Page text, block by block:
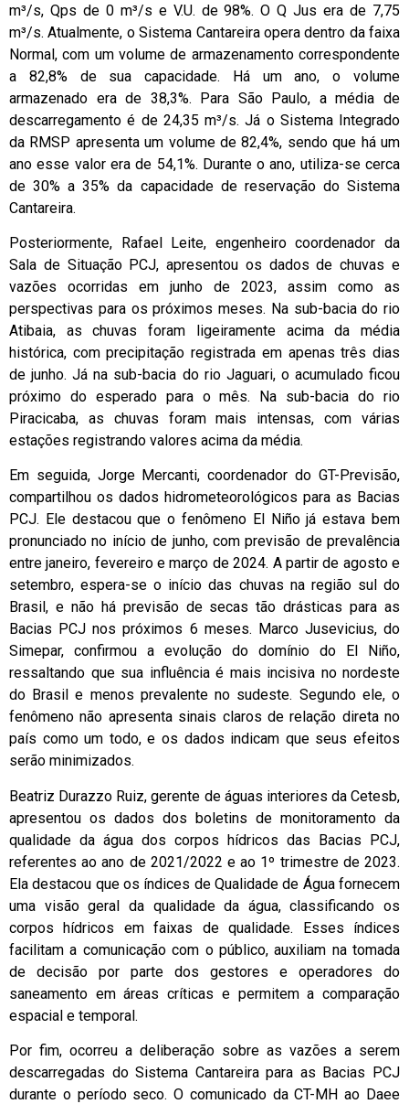
m³/s, Qps de 0 m³/s e V.U. de 98%. O Q Jus era de 7,75
m³/s. Atualmente, o Sistema Cantareira opera dentro da faixa
Normal, com um volume de armazenamento correspondente
a 82,8% de sua capacidade. Há um ano, o volume
armazenado era de 38,3%. Para São Paulo, a média de
descarregamento é de 24,35 m³/s. Já o Sistema Integrado
da RMSP apresenta um volume de 82,4%, sendo que há um
ano esse valor era de 54,1%. Durante o ano, utiliza-se cerca
de 30% a 35% da capacidade de reservação do Sistema
Cantareira.
Posteriormente, Rafael Leite, engenheiro coordenador da
Sala de Situação PCJ, apresentou os dados de chuvas e
vazões ocorridas em junho de 2023, assim como as
perspectivas para os próximos meses. Na sub-bacia do rio
Atibaia, as chuvas foram ligeiramente acima da média
histórica, com precipitação registrada em apenas três dias
de junho. Já na sub-bacia do rio Jaguari, o acumulado ficou
próximo do esperado para o mês. Na sub-bacia do rio
Piracicaba, as chuvas foram mais intensas, com várias
estações registrando valores acima da média.
Em seguida, Jorge Mercanti, coordenador do GT-Previsão,
compartilhou os dados hidrometeorológicos para as Bacias
PCJ. Ele destacou que o fenômeno El Niño já estava bem
pronunciado no início de junho, com previsão de prevalência
entre janeiro, fevereiro e março de 2024. A partir de agosto e
setembro, espera-se o início das chuvas na região sul do
Brasil, e não há previsão de secas tão drásticas para as
Bacias PCJ nos próximos 6 meses. Marco Jusevicius, do
Simepar, confirmou a evolução do domínio do El Niño,
ressaltando que sua influência é mais incisiva no nordeste
do Brasil e menos prevalente no sudeste. Segundo ele, o
fenômeno não apresenta sinais claros de relação direta no
país como um todo, e os dados indicam que seus efeitos
serão minimizados.
Beatriz Durazzo Ruiz, gerente de águas interiores da Cetesb,
apresentou os dados dos boletins de monitoramento da
qualidade da água dos corpos hídricos das Bacias PCJ,
referentes ao ano de 2021/2022 e ao 1º trimestre de 2023.
Ela destacou que os índices de Qualidade de Água fornecem
uma visão geral da qualidade da água, classificando os
corpos hídricos em faixas de qualidade. Esses índices
facilitam a comunicação com o público, auxiliam na tomada
de decisão por parte dos gestores e operadores do
saneamento em áreas críticas e permitem a comparação
espacial e temporal.
Por fim, ocorreu a deliberação sobre as vazões a serem
descarregadas do Sistema Cantareira para as Bacias PCJ
durante o período seco. O comunicado da CT-MH ao Daee